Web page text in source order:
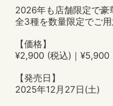
2026年も店舗限定で豪
全3種を数量限定でご用
【価格】
¥2,900 (税込)｜¥5,900
【発売日】
2025年12月27日(土)